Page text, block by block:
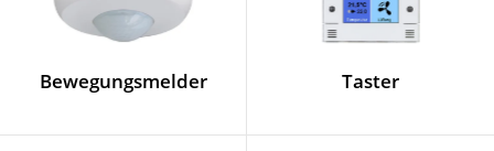
Bewegungsmelder Taster